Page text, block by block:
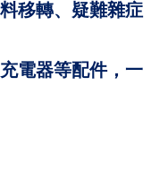
移轉、疑難雜症
電器等配件，一